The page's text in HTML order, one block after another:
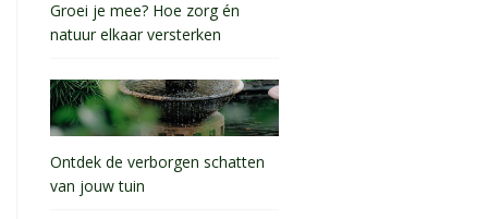
Groei je mee? Hoe zorg én
natuur elkaar versterken
Ontdek de verborgen schatten
van jouw tuin